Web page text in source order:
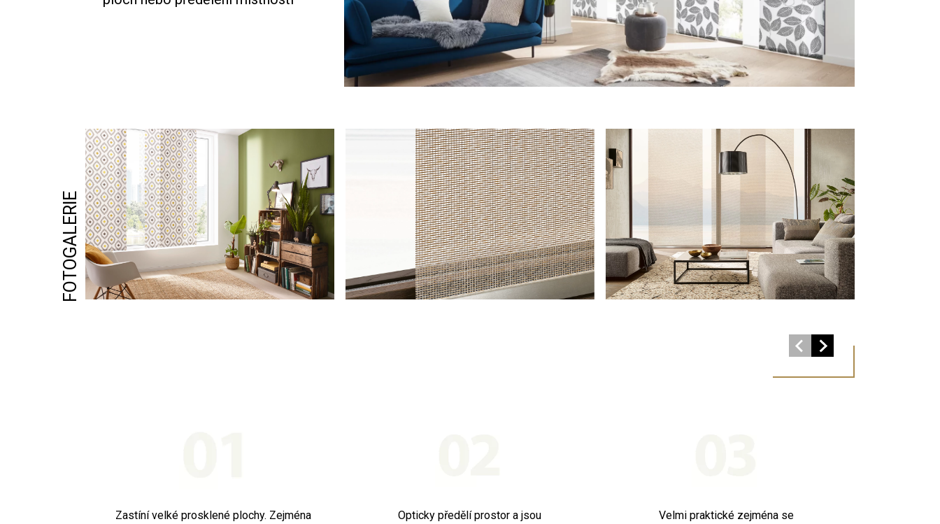
FOTOGALERIE
Zastíní velké prosklené plochy. Zejména
Opticky předělí prostor a jsou
Velmi praktické zejména se